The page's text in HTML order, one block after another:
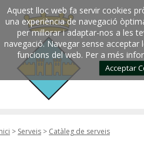
Aquest lloc web fa servir cookies
una experiència de navegació
per millorar i adaptar-nos a les
navegació. Navegar sense
funcions del web. Per a més
Acceptar
> Serveis > Catàleg de serveis